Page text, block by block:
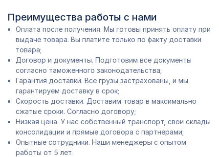
Преимущества работы с нами
Оплата после получения. Мы готовы принять оплату при
выдаче товара. Вы платите только по факту доставки
товара;
Договор и документы. Подготовим все документы
согласно таможенного законодательства;
Гарантия доставки. Все грузы застрахованы, и мы
гарантируем доставку в срок;
Скорость доставки. Доставим товар в максимально
сжатые сроки. Согласно договору;
Низкая цена. У нас собственный транспорт, свои склады
консолидации и прямые договора с партнерами;
Опытные сотрудники. Наши менеджеры с опытом
работы от 5 лет.